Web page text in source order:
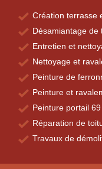
Création terrasse
Désamiantage de
Entretien et
Nettoyage et
Peinture de
Peinture et
Peinture portail 69
Réparation de
Travaux de